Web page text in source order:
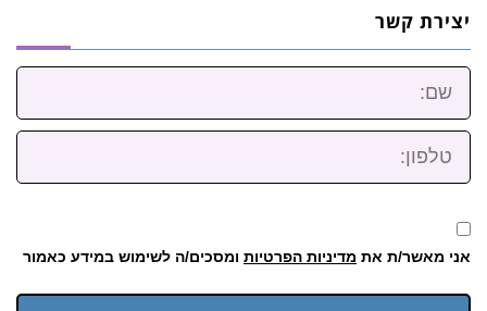
יצירת קשר
שם:
טלפון:
אני מאשר/ת את מדיניות הפרטיות ומסכים/ה לשימוש במידע כאמור